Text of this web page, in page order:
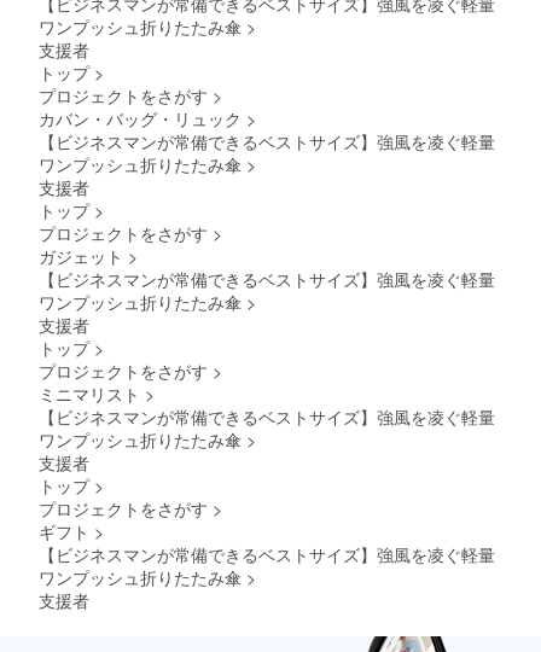
ワンプッシュ折りたたみ傘 >
支援者
トップ >
プロジェクトをさがす >
カバン・バッグ・リュック >
【ビジネスマンが常備できるベストサイズ】強風を凌ぐ軽量
ワンプッシュ折りたたみ傘 >
支援者
トップ >
プロジェクトをさがす >
ガジェット >
【ビジネスマンが常備できるベストサイズ】強風を凌ぐ軽量
ワンプッシュ折りたたみ傘 >
支援者
トップ >
プロジェクトをさがす >
ミニマリスト >
【ビジネスマンが常備できるベストサイズ】強風を凌ぐ軽量
ワンプッシュ折りたたみ傘 >
支援者
トップ >
プロジェクトをさがす >
ギフト >
【ビジネスマンが常備できるベストサイズ】強風を凌ぐ軽量
ワンプッシュ折りたたみ傘 >
支援者